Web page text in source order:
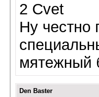
2 Cvet
Ну честно
мятежный
Den Baster